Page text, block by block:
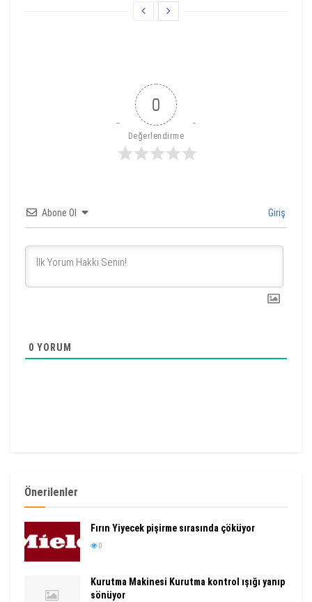
0
Değerlendirme
Abone Ol Giriş
0 YORUM
Önerilenler
Fırın Yiyecek pişirme sırasında çöküyor
0
Kurutma Makinesi Kurutma kontrol ışığı yanıp
sönüyor